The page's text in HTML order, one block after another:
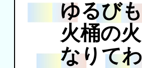
ゆるびも
火桶の火
なりてわ